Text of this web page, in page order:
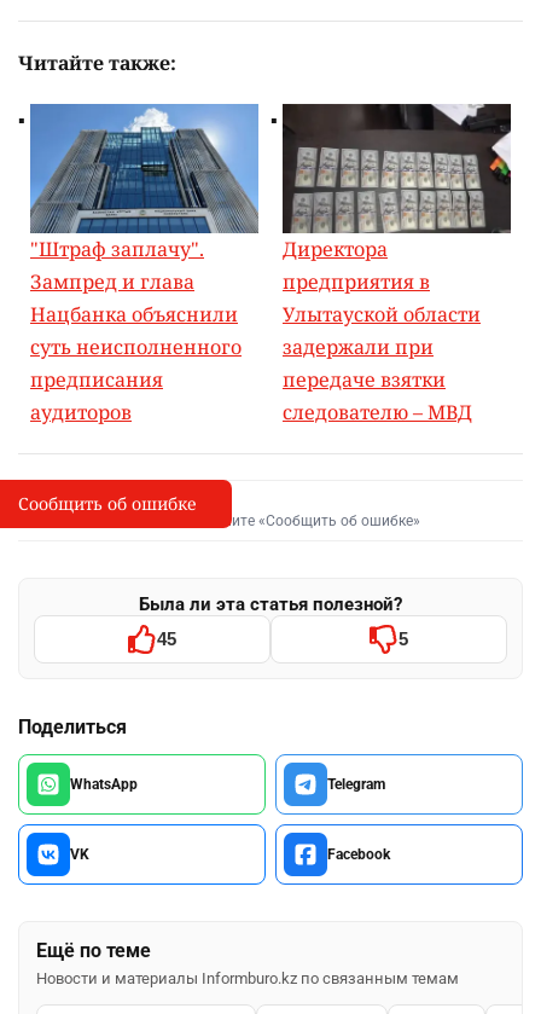
Читайте также:
"Штраф заплачу".
Зампред и глава
Нацбанка объяснили
суть неисполненного
предписания
аудиторов
Директора
предприятия в
Улытауской области
задержали при
передаче взятки
следователю – МВД
I
Сообщить об опечатке
Выделите фрагмент и нажмите «Сообщить об ошибке»
Была ли эта статья полезной?
45 5
Поделиться
WhatsApp Telegram
VK Facebook
Ещё по теме
Новости и материалы Informburo.kz по связанным темам
Сообщить об ошибке